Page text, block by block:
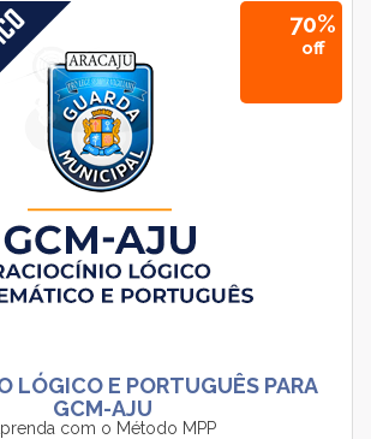
70%
off
LÓGICO E PORTUGUÊS PARA
GCM-AJU
com o Método MPP